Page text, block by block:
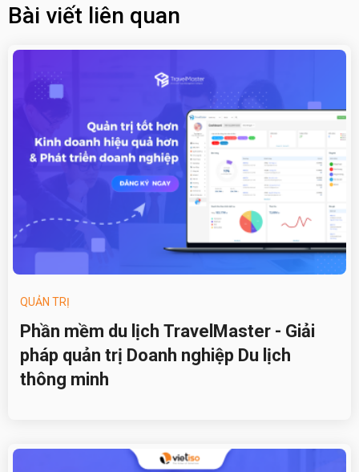
Bài viết liên quan
QUẢN TRỊ
Phần mềm du lịch TravelMaster - Giải
pháp quản trị Doanh nghiệp Du lịch
thông minh